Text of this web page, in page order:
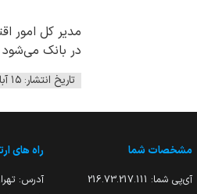
مدیر کل امور
در بانک می‌شود
تاریخ انتشار: ۱۵ آبان ۱۴۰۲ - ۰۹:۲۲
مشخصات شما
آی‌پی شما: 216.73.217.111
راه های
آدرس: